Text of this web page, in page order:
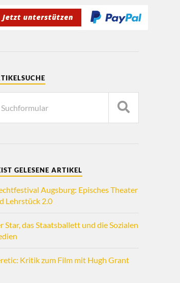
GELESENE ARTIKEL
Augsburg: Episches Theater
Lehrstück 2.0
Star, das Staatsballett und die Sozialen
Kritik zum Film mit Hugh Grant